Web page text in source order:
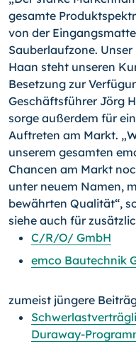
gesamte
von der
Sauberlaufzone.
Haan steht unseren
Besetzung zur
Geschäftsführer Jörg
sorge außerdem für
Auftreten am Markt.
unserem gesamten
Chancen am Markt
unter neuem Namen,
bewährten Qualität“,
siehe auch für
C/R/O/ GmbH
emco Bautechnik
zumeist jüngere
Duraway-